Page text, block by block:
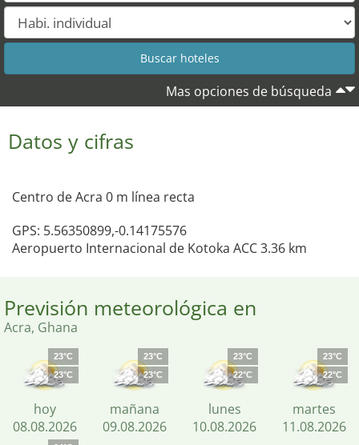
Mas opciones de búsqueda
Datos y cifras
Centro de Acra 0 m línea recta
GPS: 5.56350899,-0.14175576
Aeropuerto Internacional de Kotoka ACC 3.36 km
Previsión meteorológica en
Acra, Ghana
23°C
23°C
hoy
08.08.2026
23°C
23°C
mañana
09.08.2026
23°C
22°C
lunes
10.08.2026
23°C
22°C
martes
11.08.2026